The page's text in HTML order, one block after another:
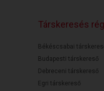
Társkeresés
Békéscsabai
Budapesti társkereső
Debreceni társkereső
Egri társkereső